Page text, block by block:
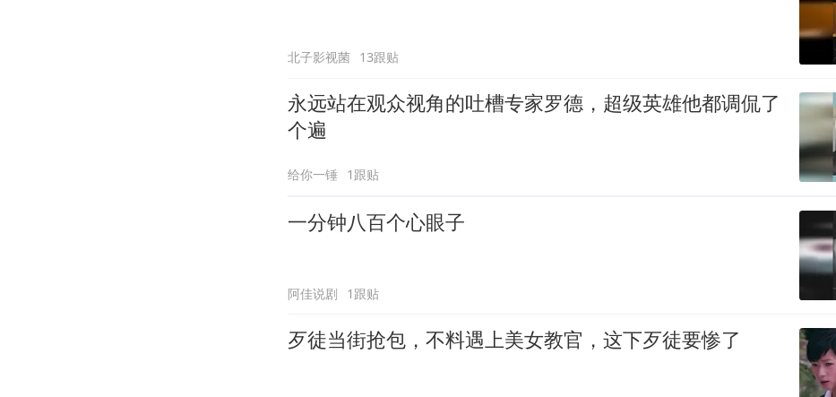
北子影视菌 13跟贴
永远站在观众视角的吐槽专家罗德，超级英雄他都调侃了
个遍
给你一锤 1跟贴
一分钟八百个心眼子
阿佳说剧 1跟贴
歹徒当街抢包，不料遇上美女教官，这下歹徒要惨了